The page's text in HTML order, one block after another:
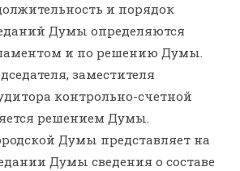
и порядок
Думы определяются
и по решению Думы.
заместителя
контрольно-счетной
решением Думы.
Думы представляет на
Думы сведения о составе